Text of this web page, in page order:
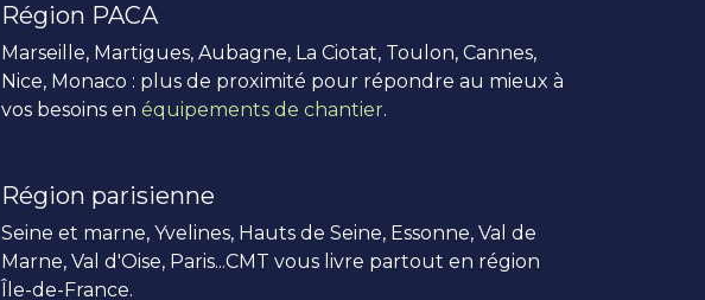
Région PACA
Marseille, Martigues, Aubagne, La Ciotat, Toulon, Cannes,
Nice, Monaco : plus de proximité pour répondre au mieux à
vos besoins en équipements de chantier.
Région parisienne
Seine et marne, Yvelines, Hauts de Seine, Essonne, Val de
Marne, Val d'Oise, Paris...CMT vous livre partout en région
Île-de-France.